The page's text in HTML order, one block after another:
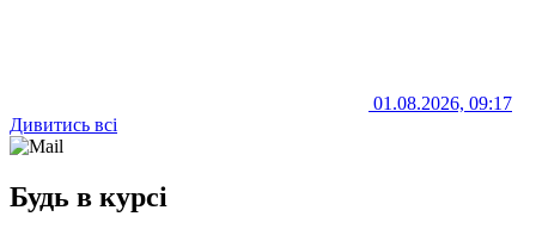
01.08.2026, 09:17
Дивитись всі
Будь в курсі